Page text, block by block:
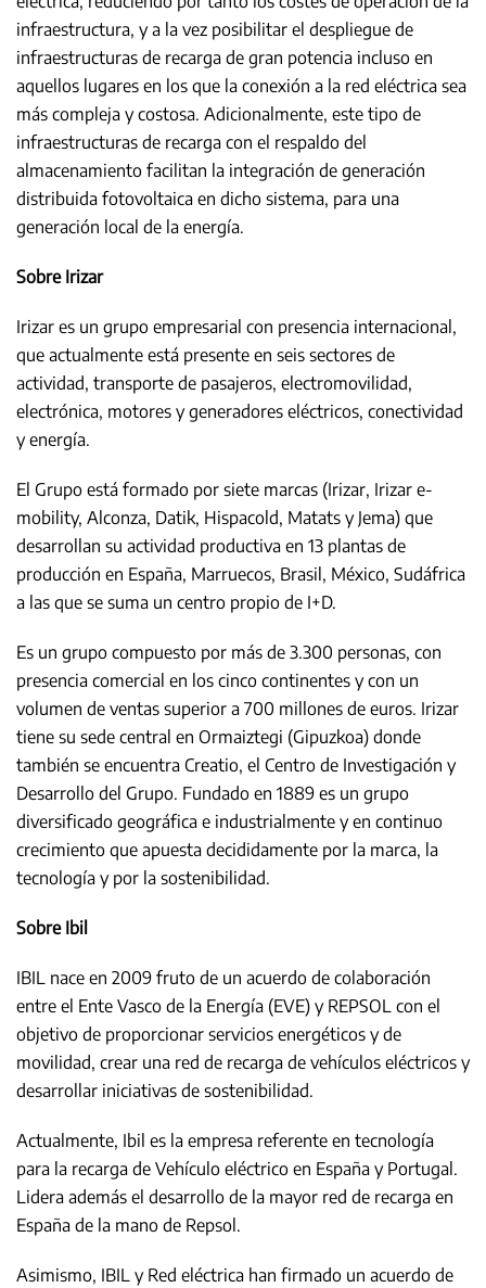
infraestructura, y a la vez posibilitar el despliegue de
infraestructuras de recarga de gran potencia incluso en
aquellos lugares en los que la conexión a la red eléctrica sea
más compleja y costosa. Adicionalmente, este tipo de
infraestructuras de recarga con el respaldo del
almacenamiento facilitan la integración de generación
distribuida fotovoltaica en dicho sistema, para una
generación local de la energía.
Sobre Irizar
Irizar es un grupo empresarial con presencia internacional,
que actualmente está presente en seis sectores de
actividad, transporte de pasajeros, electromovilidad,
electrónica, motores y generadores eléctricos, conectividad
y energía.
El Grupo está formado por siete marcas (Irizar, Irizar e-
mobility, Alconza, Datik, Hispacold, Matats y Jema) que
desarrollan su actividad productiva en 13 plantas de
producción en España, Marruecos, Brasil, México, Sudáfrica
a las que se suma un centro propio de I+D.
Es un grupo compuesto por más de 3.300 personas, con
presencia comercial en los cinco continentes y con un
volumen de ventas superior a 700 millones de euros. Irizar
tiene su sede central en Ormaiztegi (Gipuzkoa) donde
también se encuentra Creatio, el Centro de Investigación y
Desarrollo del Grupo. Fundado en 1889 es un grupo
diversificado geográfica e industrialmente y en continuo
crecimiento que apuesta decididamente por la marca, la
tecnología y por la sostenibilidad.
Sobre Ibil
IBIL nace en 2009 fruto de un acuerdo de colaboración
entre el Ente Vasco de la Energía (EVE) y REPSOL con el
objetivo de proporcionar servicios energéticos y de
movilidad, crear una red de recarga de vehículos eléctricos y
desarrollar iniciativas de sostenibilidad.
Actualmente, Ibil es la empresa referente en tecnología
para la recarga de Vehículo eléctrico en España y Portugal.
Lidera además el desarrollo de la mayor red de recarga en
España de la mano de Repsol.
Asimismo, IBIL y Red eléctrica han firmado un acuerdo de